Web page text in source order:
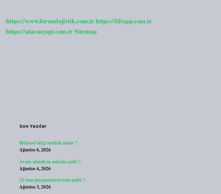
https://www.forumlojistik.com.trhttps://liliapp.com.tr
https://atacanyapi.com.trSitemap
Son Yazılar
Bilimsel bilgi mutlak mıdır ?
Ağustos 6, 2026
Avans almak ne anlama gelir ?
Ağustos 4, 2026
25 tane peygamberin ismi nedir ?
Ağustos 3, 2026